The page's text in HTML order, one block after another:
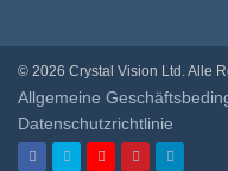
© 2026 Crystal Vision Ltd. Alle
Allgemeine
Datenschutzrichtlinie